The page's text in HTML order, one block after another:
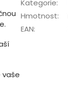
vaše
Kategorie:
Hmotnost:
EAN: